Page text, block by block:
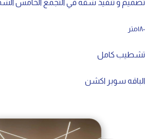
تصميم و تنفيذ شقه في التجمع الخامس
١٨٠متر
تشطيب كامل
الباقه سوبر اكشن